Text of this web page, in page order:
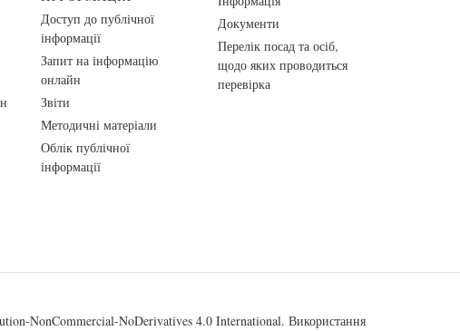
Доступ до публічної
інформації
Запит на інформацію
онлайн
Звіти
Методичні матеріали
Облік публічної
інформації
Документи
Перелік посад та осіб,
щодо яких проводиться
перевірка
NonCommercial-NoDerivatives 4.0 International. Використання